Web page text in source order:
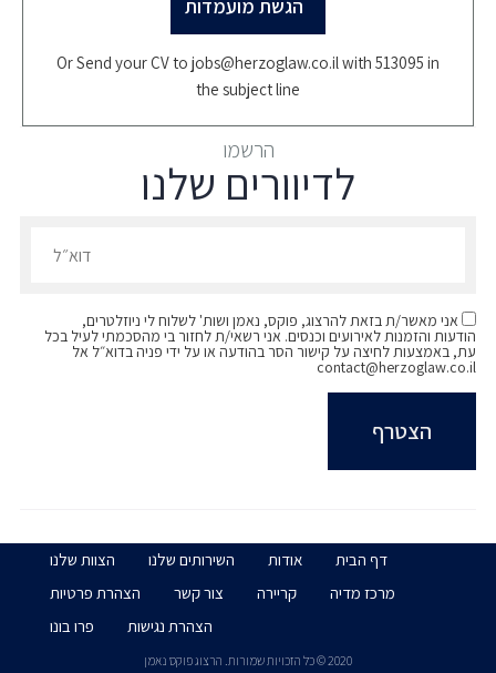
Or Send your CV to jobs@herzoglaw.co.ilwith 513095 in
the subject line
הרשמו
לדיוורים שלנו
אני מאשר/ת בזאת להרצוג, פוקס, נאמן ושות' לשלוח לי ניוזלטרים,
הודעות והזמנות לאירועים וכנסים. אני רשאי/ת לחזור בי מהסכמתי לעיל בכל
עת, באמצעות לחיצה על קישור הסר בהודעה או על ידי פניה בדוא״ל אל
contact@herzoglaw.co.il
דף הבית אודות השירותים שלנו
הצוות שלנו
מרכז מדיה
קריירה צור קשר
הצהרת פרטיות
הצהרת נגישות
פרו בונו
2020 © כל הזכויות שמורות. הרצוג פוקס נאמן